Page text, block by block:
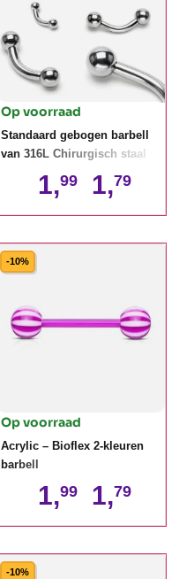
Op voorraad
Standaard gebogen barbell
van 316L Chirurgisch staal
1,99 1,79
-10%
Op voorraad
Acrylic – Bioflex 2-kleuren
barbell
1,99 1,79
-10%